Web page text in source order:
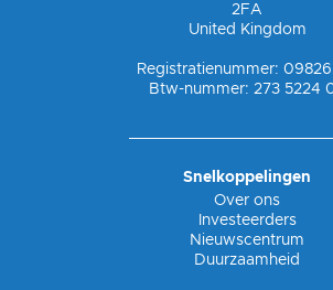
2FA
United Kingdom
Registratienummer:
Btw-nummer: 273 5224
Snelkoppelingen
Over ons
Investeerders
Nieuwscentrum
Duurzaamheid